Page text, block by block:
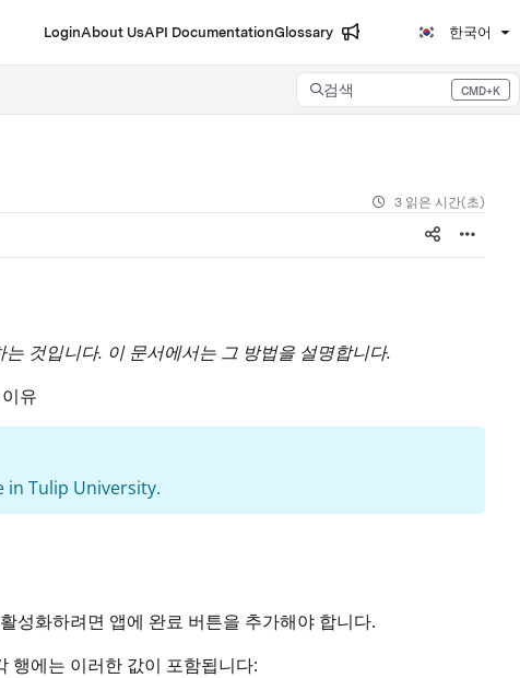
LoginAbout UsAPI DocumentationGlossary 한국어
검색 CMD+K
Press CMD+K to open search
3 읽은 시간(초)
것입니다. 이 문서에서는 그 방법을 설명합니다.
유
in Tulip University.
성화하려면 앱에 완료 버튼을 추가해야 합니다.
행에는 이러한 값이 포함됩니다: